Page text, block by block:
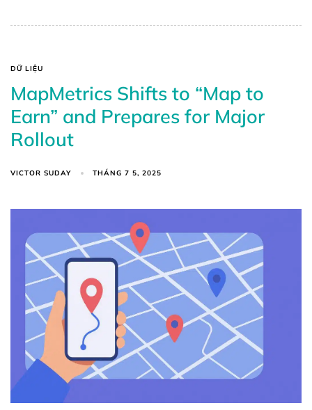
DỮ LIỆU
MapMetrics Shifts to “Map to
Earn” and Prepares for Major
Rollout
VICTOR SUDAY THÁNG 7 5, 2025